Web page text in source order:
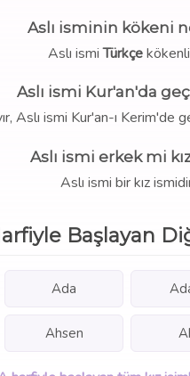
Aslı isminin kökeni
Aslı ismiTürkçe
Aslı ismi Kur'an'da
Aslı ismi Kur'an-ı Kerim'de
Aslı ismi erkek mi
Aslı ismi bir kız
Başlayan
Ada
Ahsen